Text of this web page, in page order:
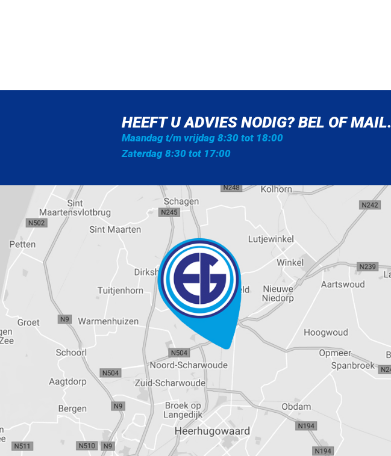
HEEFT U ADVIES NODIG? BEL OF MAIL.
Maandag t/m vrijdag 8:30 tot 18:00
Zaterdag 8:30 tot 17:00